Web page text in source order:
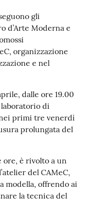
gli
d’Arte Moderna e
organizzazione
e nel
dalle ore 19.00
di
primi tre venerdì
prolungata del
ore, è rivolto a un
del CAMeC,
modella, offrendo ai
la tecnica del